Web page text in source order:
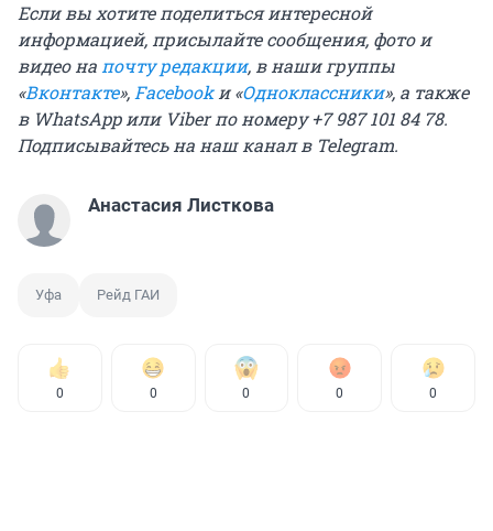
Если вы хотите поделиться интересной
информацией, присылайте сообщения, фото и
видео напочту редакции, в наши группы
«Вконтакте»,Facebookи «Одноклассники», а также
в WhatsApp или Viber по номеру +7 987 101 84 78.
Подписывайтесь на наш канал в Telegram.
Анастасия Листкова
Уфа Рейд ГАИ
0 0 0 0 0